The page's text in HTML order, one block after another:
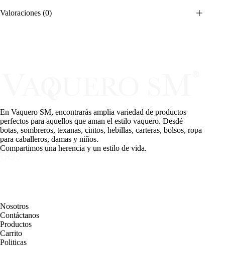
Valoraciones (0)
En Vaquero SM, encontrarás amplia variedad de productos
perfectos para aquellos que aman el estilo vaquero. Desdé
botas, sombreros, texanas, cintos, hebillas, carteras, bolsos, ropa
para caballeros, damas y niños.
Compartimos una herencia y un estilo de vida.
Nosotros
Contáctanos
Productos
Carrito
Politicas